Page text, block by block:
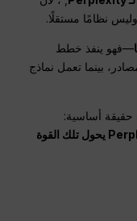
نظامًا مستقلًا.
—فهو ينفذ خطط
بينما تعمل نماذج
أساسية:
DeepSeek يوفر قوة استدلالية خام؛ Perplexity يحول تلك القوة